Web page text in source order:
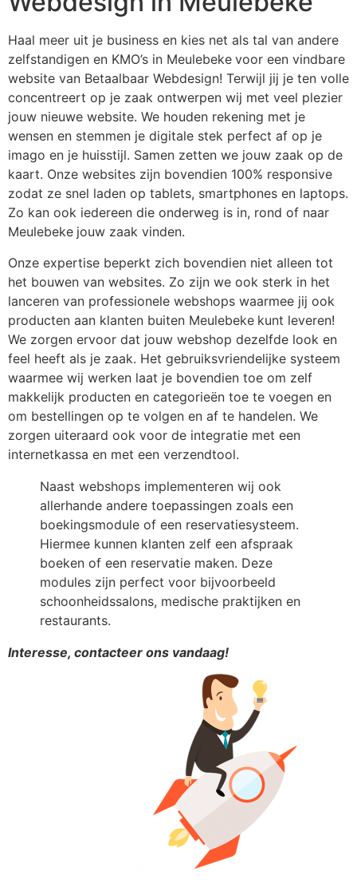
Haal meer uit je business en kies net als tal van andere
zelfstandigen en KMO’s in Meulebeke voor een vindbare
website van Betaalbaar Webdesign! Terwijl jij je ten volle
concentreert op je zaak ontwerpen wij met veel plezier
jouw nieuwe website. We houden rekening met je
wensen en stemmen je digitale stek perfect af op je
imago en je huisstijl. Samen zetten we jouw zaak op de
kaart. Onze websites zijn bovendien 100% responsive
zodat ze snel laden op tablets, smartphones en laptops.
Zo kan ook iedereen die onderweg is in, rond of naar
Meulebeke jouw zaak vinden.
Onze expertise beperkt zich bovendien niet alleen tot
het bouwen van websites. Zo zijn we ook sterk in het
lanceren van professionele webshops waarmee jij ook
producten aan klanten buiten Meulebeke kunt leveren!
We zorgen ervoor dat jouw webshop dezelfde look en
feel heeft als je zaak. Het gebruiksvriendelijke systeem
waarmee wij werken laat je bovendien toe om zelf
makkelijk producten en categorieën toe te voegen en
om bestellingen op te volgen en af te handelen. We
zorgen uiteraard ook voor de integratie met een
internetkassa en met een verzendtool.
Naast webshops implementeren wij ook
allerhande andere toepassingen zoals een
boekingsmodule of een reservatiesysteem.
Hiermee kunnen klanten zelf een afspraak
boeken of een reservatie maken. Deze
modules zijn perfect voor bijvoorbeeld
schoonheidssalons, medische praktijken en
restaurants.
Interesse, contacteer ons vandaag!